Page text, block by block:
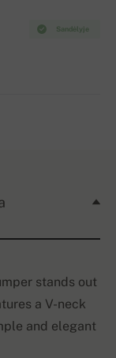
Sandėlyje
stands out
a V-neck
and elegant